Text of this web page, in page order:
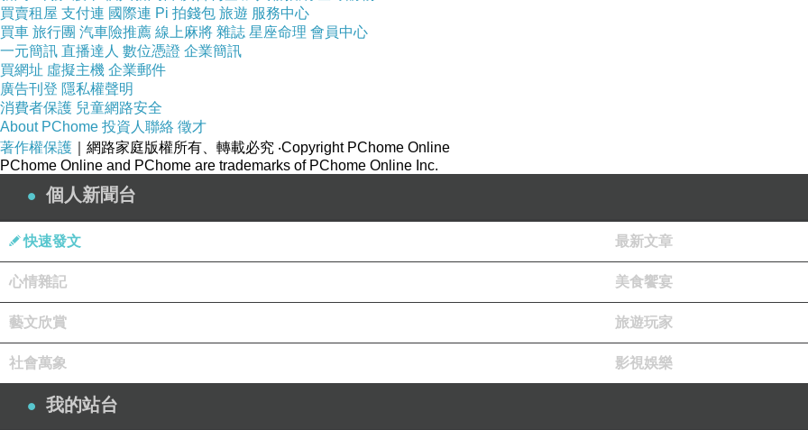
買賣租屋 支付連 國際連 Pi 拍錢包 旅遊 服務中心
買車 旅行團 汽車險推薦 線上麻將 雜誌 星座命理 會員中心
一元簡訊 直播達人 數位憑證 企業簡訊
買網址 虛擬主機 企業郵件
廣告刊登 隱私權聲明
消費者保護 兒童網路安全
About PChome 投資人聯絡 徵才
著作權保護 ｜網路家庭版權所有、轉載必究 ‧Copyright PChome Online
PChome Online and PChome are trademarks of PChome Online Inc.
個人新聞台
快速發文 最新文章
心情雜記 美食饗宴
藝文欣賞 旅遊玩家
社會萬象 影視娛樂
我的站台